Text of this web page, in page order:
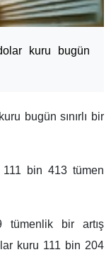
kuru bugün
bugün sınırlı bir
111 bin 413 tümen
tümenlik bir artış
kuru 111 bin 204